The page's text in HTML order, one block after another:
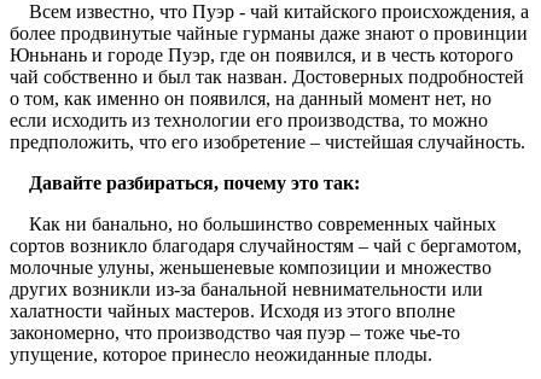
Всем известно, что Пуэр - чай китайского происхождения, а
более продвинутые чайные гурманы даже знают о провинции
Юньнань и городе Пуэр, где он появился, и в честь которого
чай собственно и был так назван. Достоверных подробностей
о том, как именно он появился, на данный момент нет, но
если исходить из технологии его производства, то можно
предположить, что его изобретение – чистейшая случайность.
Давайте разбираться, почему это так:
Как ни банально, но большинство современных чайных
сортов возникло благодаря случайностям – чай с бергамотом,
молочные улуны, женьшеневые композиции и множество
других возникли из-за банальной невнимательности или
халатности чайных мастеров. Исходя из этого вполне
закономерно, что производство чая пуэр – тоже чье-то
упущение, которое принесло неожиданные плоды.